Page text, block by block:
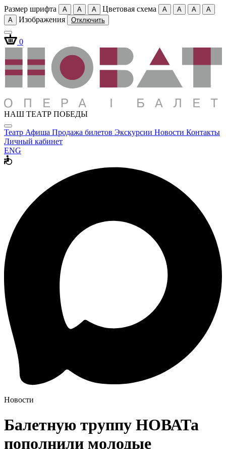
Размер шрифта A A A Цветовая схема A A A
A
A
Изображения Отключить
0
НАШ ТЕАТР ПОБЕДЫ
Театр Афиша Продажа билетов Экскурсии Новости Контакты
Личный кабинет
ENG
Новости
Балетную труппу НОВАТа
пополнили молодые